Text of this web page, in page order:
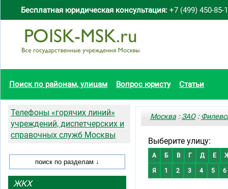
Бесплатная юридическая консультация: +7 (499) 450-85-
Поиск по районам, улицам Вопрос юристу Статьи
Москва :ЗАО:
Выберите улицу:
А Б В Г Д Е
Я 1 2 3 4 5 6
Телефоны «горячих линий»
учреждений, диспетчерских и
справочных служб Москвы
ЖКХ